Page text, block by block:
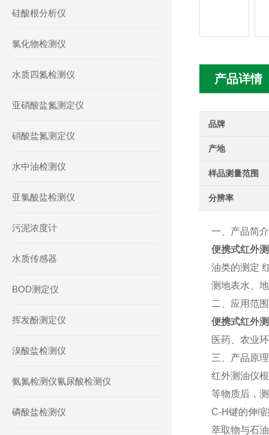
产品详情
品牌
产地
样品测量范围
分辨率
一、产品简
便携式红外
油类的测定
测地表水、
二、应用范
便携式红外
医药、农业
三、产品原
红外测油仪
等物质后，
C-H键的伸
萃取物与石
硅酸根分析仪
氯化物检测仪
水质四氮检测仪
亚硝酸盐氮测定仪
硝酸盐氮测定仪
水中油检测仪
亚氯酸盐检测仪
污泥浓度计
水质传感器
BOD测定仪
挥发酚测定仪
溴酸盐检测仪
氨氮检测仪氰尿酸检测仪
磷酸盐检测仪